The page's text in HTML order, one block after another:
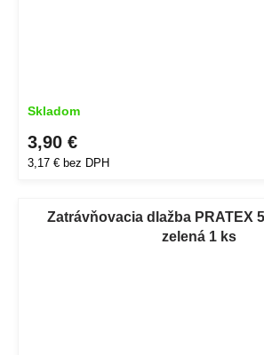
Skladom
3,17 € bez DPH
3,90 €
Zatrávňovacia dlažba PRATEX
zelená 1 ks